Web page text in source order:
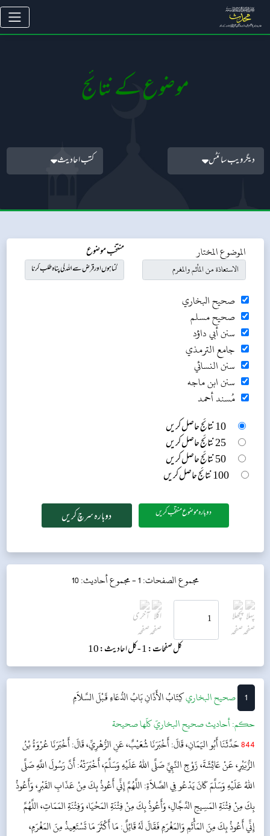
موضوع کے نتائج
دیگر ویب سائٹس کتب احادیث
الموضوع المختار منتخب موضوع
صحيح البخاري
صحيح مسلم
سنن أبي داؤد
جامع الترمذي
سنن النسائي
سنن ابن ماجه
مُسند أحمد
10 نتائج حاصل کریں
25 نتائج حاصل کریں
50 نتائج حاصل کریں
100 نتائج حاصل کریں
دوبارہ موضوع منتخب کریں
مجموع الصفحات: 1 - مجموع أحاديث: 10
کل صفحات: 1 - کل احادیث: 10
1 ‌‌صحيح البخاريكِتَابُ الأَذَانِبَابُ الدُّعَاءِ قَبْلَ السَّلاَمِ
حکم:أحاديث صحيح البخاريّ كلّها صحيحة
844حَدَّثَنَا أَبُو اليَمَانِ، قَالَ: أَخْبَرَنَا شُعَيْبٌ، عَنِ الزُّهْرِيِّ، قَالَ: أَخْبَرَنَا عُرْوَةُ بْنُ
الزُّبَيْرِ، عَنْ عَائِشَةَ، زَوْجِ النَّبِيِّ صَلَّى اللهُ عَلَيْهِ وَسَلَّمَ، أَخْبَرَتْهُ: أَنَّ رَسُولَ اللَّهِ صَلَّى
اللهُ عَلَيْهِ وَسَلَّمَ كَانَ يَدْعُو فِي الصَّلاَةِ: اللَّهُمَّ إِنِّي أَعُوذُ بِكَ مِنْ عَذَابِ القَبْرِ، وَأَعُوذُ
بِكَ مِنْ فِتْنَةِ المَسِيحِ الدَّجَّالِ، وَأَعُوذُ بِكَ مِنْ فِتْنَةِ المَحْيَا، وَفِتْنَةِ المَمَاتِ، اللَّهُمَّ
إِنِّي أَعُوذُ بِكَ مِنَ المَأْثَمِ وَالمَغْرَمِ فَقَالَ لَهُ قَائِلٌ: مَا أَكْثَرَ مَا تَسْتَعِيذُ مِنَ المَغْرَمِ،